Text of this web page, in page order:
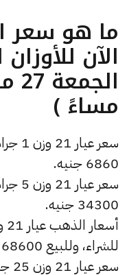
الآن
مساءً )
6860 جنيه.
34300 جنيه.
للشراء، وللبيع 68600 جنيه.